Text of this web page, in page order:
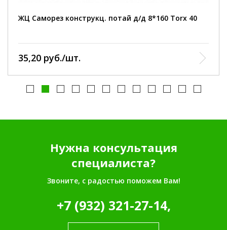
ЖЦ Саморез конструкц. потай д/д 8*160 Тorx 40
35,20 руб./шт.
Нужна консультация
специалиста?
Звоните, с радостью поможем Вам!
+7 (932) 321-27-14,